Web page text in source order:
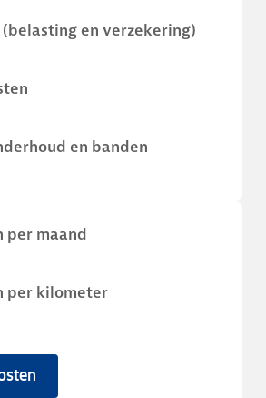
en verzekering)
en banden
per maand
per kilometer